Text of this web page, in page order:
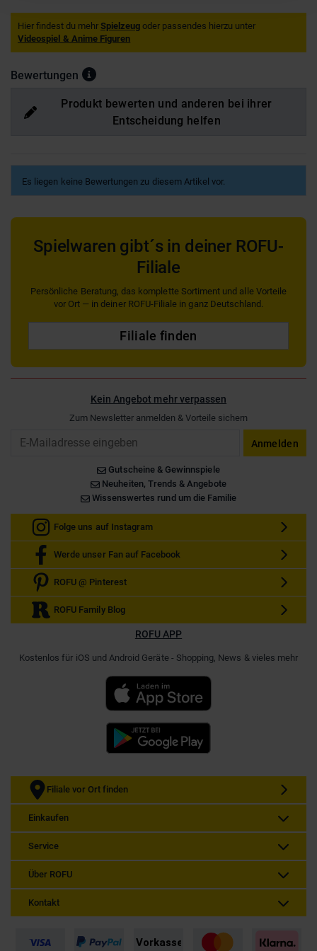
Hier findest du mehr Spielzeug oder passendes hierzu unter
Videospiel & Anime Figuren
Bewertungen
Produkt bewerten und anderen bei ihrer
Entscheidung helfen
Es liegen keine Bewertungen zu diesem Artikel vor.
Spielwaren gibt´s in deiner ROFU-
Filiale
Persönliche Beratung, das komplette Sortiment und alle Vorteile
vor Ort — in deiner ROFU-Filiale in ganz Deutschland.
Filiale finden
Kein Angebot mehr verpassen
Zum Newsletter anmelden & Vorteile sichern
Anmelden
Gutscheine & Gewinnspiele
Neuheiten, Trends & Angebote
Wissenswertes rund um die Familie
Folge uns auf Instagram
Werde unser Fan auf Facebook
ROFU @ Pinterest
ROFU Family Blog
ROFU APP
Kostenlos für iOS und Android Geräte - Shopping, News & vieles mehr
Filiale vor Ort finden
Einkaufen
Service
Über ROFU
Kontakt